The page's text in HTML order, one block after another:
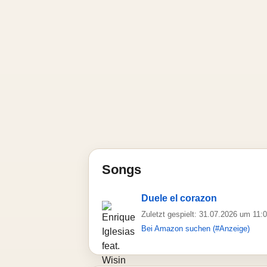
Songs
Duele el corazon
Zuletzt gespielt: 31.07.2026 um
Bei Amazon suchen (#Anzeige)